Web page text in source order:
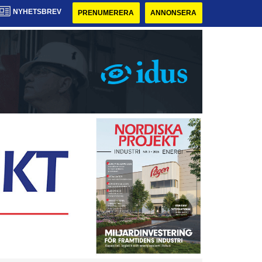
NYHETSBREV PRENUMERERA ANNONSERA